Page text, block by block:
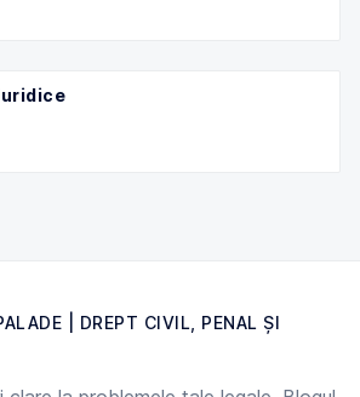
| DREPT CIVIL, PENAL ȘI